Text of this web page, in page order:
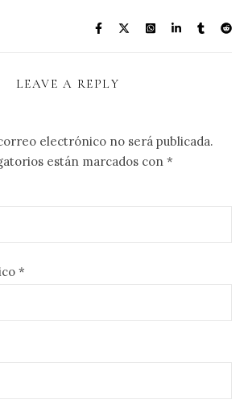
LEAVE A REPLY
electrónico no será publicada.
están marcados con *
*